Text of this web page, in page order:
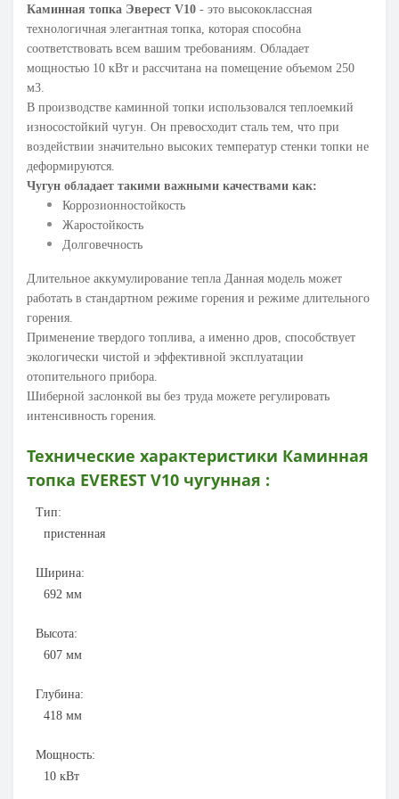
Каминная топка Эверест V10 - это высококлассная
технологичная элегантная топка, которая способна
соответствовать всем вашим требованиям. Обладает
мощностью 10 кВт и рассчитана на помещение объемом 250
м3.
В производстве каминной топки использовался теплоемкий
износостойкий чугун. Он превосходит сталь тем, что при
воздействии значительно высоких температур стенки топки не
деформируются.
Чугун обладает такими важными качествами как:
Коррозионностойкость
Жаростойкость
Долговечность
Длительное аккумулирование тепла Данная модель может
работать в стандартном режиме горения и режиме длительного
горения.
Применение твердого топлива, а именно дров, способствует
экологически чистой и эффективной эксплуатации
отопительного прибора.
Шиберной заслонкой вы без труда можете регулировать
интенсивность горения.
Технические характеристики Каминная
топка EVEREST V10 чугунная :
Тип:
пристенная
Ширина:
692 мм
Высота:
607 мм
Глубина:
418 мм
Мощность:
10 кВт